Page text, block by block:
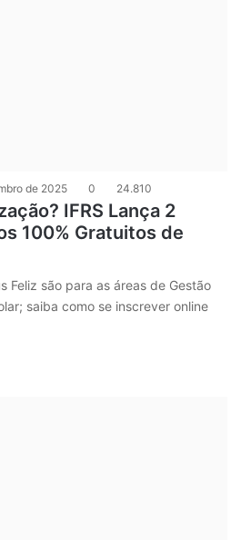
de 2025 0 24.810
IFRS Lança 2
100% Gratuitos de
Feliz são para as áreas de Gestão
saiba como se inscrever online